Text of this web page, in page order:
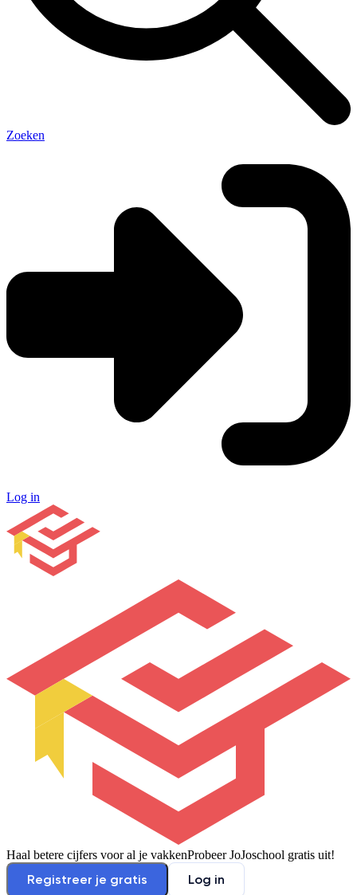
Zoeken
Log in
Haal betere cijfers voor al je vakkenProbeer JoJoschool gratis uit!
Registreer je gratis Log in